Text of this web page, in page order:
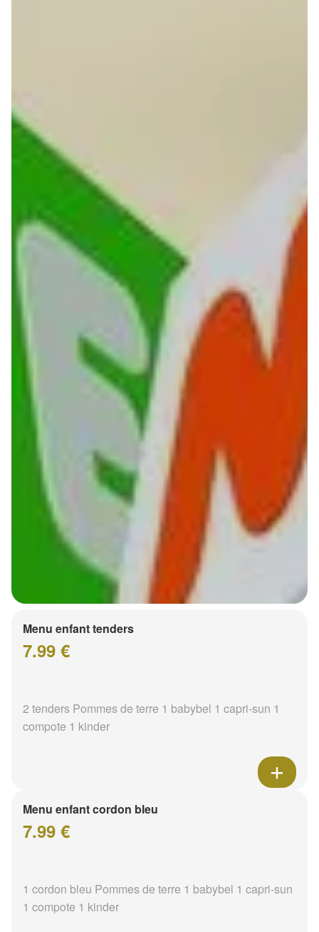
Menu enfant tenders
7.99 €
2 tenders Pommes de terre 1 babybel 1 capri-sun 1
compote 1 kinder
Menu enfant cordon bleu
7.99 €
1 cordon bleu Pommes de terre 1 babybel 1 capri-sun
1 compote 1 kinder